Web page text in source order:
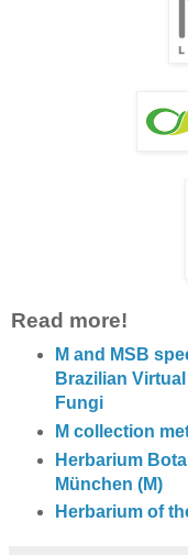
Read more!
M and MSB
Brazilian
Fungi
M collection
Herbarium
München (M)
Herbarium of